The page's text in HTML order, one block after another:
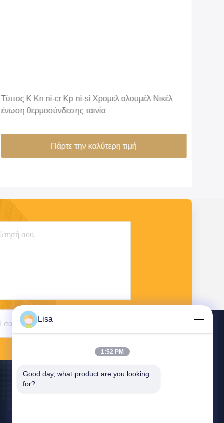
Τύπος K Kn ni-cr Kp ni-si Χρομελ αλουμέλ Νικέλ
ένωση θερμοσύνδεσης ταινία
Πάρτε την καλύτερη τιμή
Lisa
1:52 PM
Good day, what product are you looking
for?